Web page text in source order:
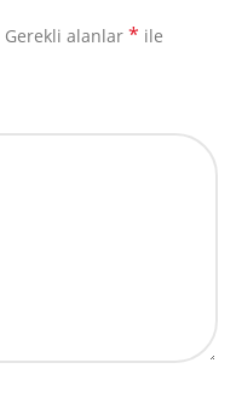
Gerekli alanlar * ile